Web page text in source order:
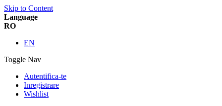
Skip to Content
Language
RO
EN
Toggle Nav
Autentifica-te
Inregistrare
Wishlist